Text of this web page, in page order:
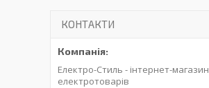
КОНТАКТИ
Електро-Стиль - інтернет-магазин
електротоварів